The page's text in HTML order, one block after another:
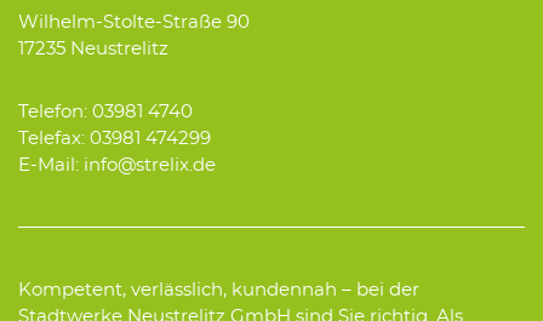
Wilhelm-Stolte-Straße 90
17235 Neustrelitz
Telefon: 03981 4740
Telefax: 03981 474299
E-Mail: info@strelix.de
Kompetent, verlässlich, kundennah – bei der
Stadtwerke Neustrelitz GmbH sind Sie richtig. Als